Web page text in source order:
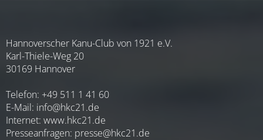
Hannoverscher Kanu-Club von 1921 e.V.
Karl-Thiele-Weg 20
30169 Hannover
Telefon: +49 511 1 41 60
E-Mail: info@hkc21.de
Internet: www.hkc21.de
Presseanfragen: presse@hkc21.de